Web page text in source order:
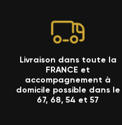
Livraison dans toute la
FRANCE et
accompagnement à
domicile possible dans le
67, 68, 54 et 57